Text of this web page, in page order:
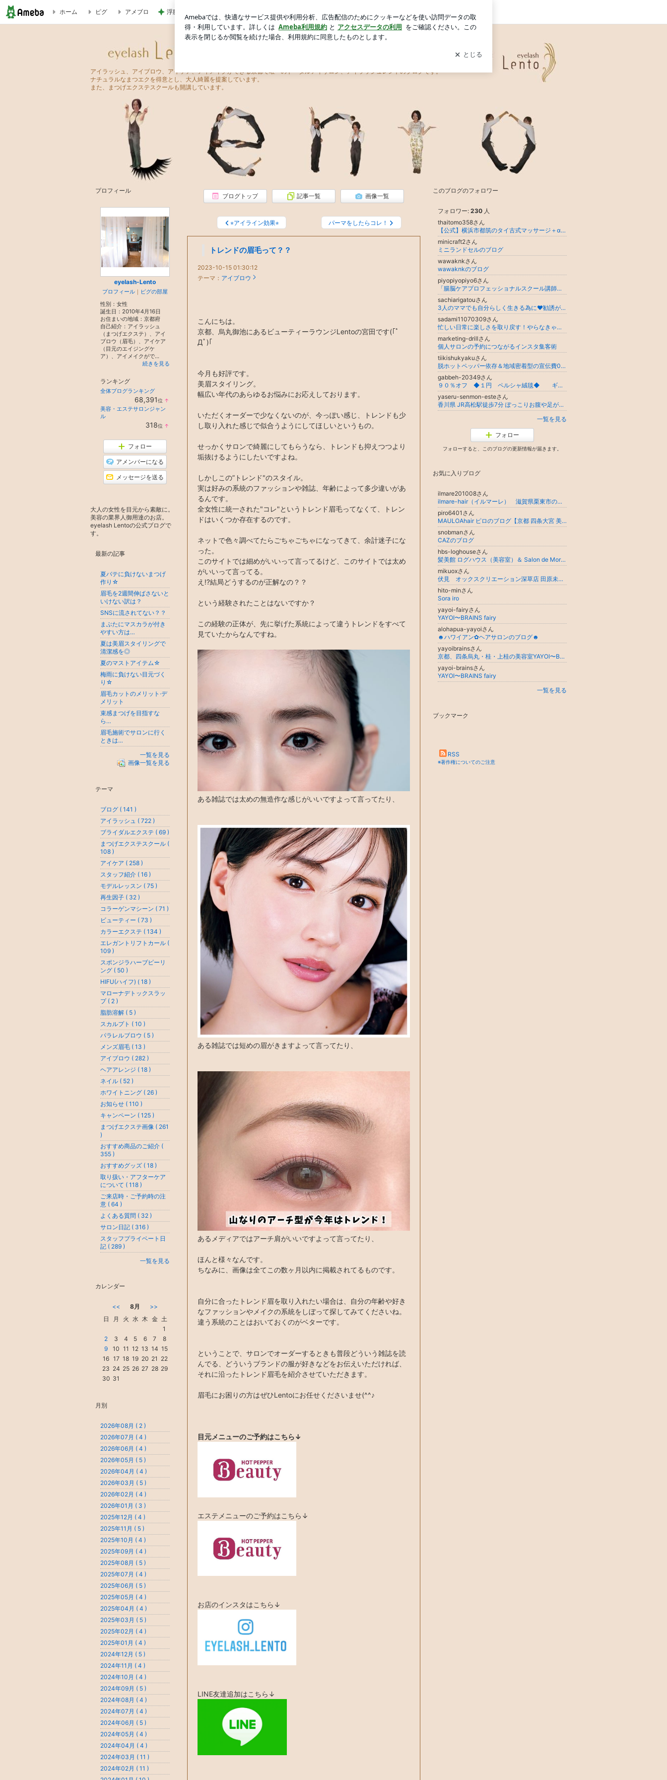
トレンドの眉毛って？？ | eyelash-Lento（アイラッシュ レント）
ホーム ピグ アメブロ 浮腫対策で減っていた0.6kgの体重 ログイン
アイラッシュ、アイブロウ、アイケア、アイメイクができる京都で唯一のトータルアイサロン、アイラッシュレントのブログです。
ナチュラルなまつエクを得意とし、大人綺麗を提案しています。
また、まつげエクステスクールも開講しています。
ブログトップ 記事一覧 画像一覧
⭐︎アイライン効果⭐︎ パーマをしたらコレ！
トレンドの眉毛って？？
2023-10-15 01:30:12
テーマ： アイブロウ
こんにちは。
京都、烏丸御池にあるビューティーラウンジLentoの宮田です(｢ﾟ
Дﾟ)｢
今月も好評です。
美眉スタイリング。
幅広い年代のあらゆるお悩みにお応えしております。
いただくオーダーで少なくないのが、今っぽい感じ、トレンドも少
し取り入れた感じで似合うようにしてほしいというもの。
せっかくサロンで綺麗にしてもらうなら、トレンドも抑えつつより
垢抜けるようにしたいですよね。
しかしこの”トレンド"のスタイル。
実は好みの系統のファッションや雑誌、年齢によって多少違いがあ
るんです。
全女性に統一された"コレ"というトレンド眉毛ってなくて、トレン
ドはいくつか存在するのです。
ネットで色々調べてたらごちゃごちゃになってきて、余計迷子にな
った。
このサイトでは細めがいいって言ってるけど、このサイトでは太め
がいいって言ってる。
え!?結局どうするのが正解なの？？
という経験されたことはないですか？
この経験の正体が、先に挙げた系統によって違うトレンドをすべて
見ていたからなんですね。
ある雑誌では太めの無造作な感じがいいですよって言ってたり、
ある雑誌では短めの眉がきますよって言ってたり、
あるメディアではアーチ肩がいいですよって言ってたり、
ほんと様々なんです。
ちなみに、画像は全てこの数ヶ月以内に掲載されてるものです。
自分に合ったトレンド眉を取り入れたい場合は、自分の年齢や好き
なファッションやメイクの系統をしぼって探してみてくださいね。
違う系統のことはおいておくのがベターです。
ということで、サロンでオーダーするときも普段どういう雑誌を読
んでる、どういうブランドの服が好きなどをお伝えいただければ、
それに沿ったトレンド眉毛を紹介させていただきます。
眉毛にお困りの方はぜひLentoにお任せくださいませ(^^♪
目元メニューのご予約はこちら↓
エステメニューのご予約はこちら↓
お店のインスタはこちら↓
LINE友達追加はこちら↓
このブログのフォロワー
フォロワー: 230 人
thaitomo358さん
【公式】横浜市都筑のタイ古式マッサージ＋αサロンニルバーナ
minicraft2さん
ミニランドセルのブログ
wawaknkさん
wawaknkのブログ
piyopiyopiyo6さん
「腸脳ケアプロフェッショナルスクール講師 おなかケアリスト｜腸が変わる、心が軽くなる、人生が動き出す
sachiarigatouさん
3人のママでも自分らしく生きる為に❤️勧誘が苦手な私でも出来る！楽しみながらドテラライフを発信！製品愛用の方にも収入の可能性も♡
sadami11070309さん
忙しい日常に楽しさを取り戻す！やらなきゃばかりの毎日から自分の時間を大事にできるようになる効果的なエネルギーの整え方
marketing-drillさん
個人サロンの予約につながるインスタ集客術
tiikishukyakuさん
脱ホットペッパー依存＆地域密着型の宣伝費0円サロン集客！【三重県発】個人サロン専門コンサルタントのブログ集客講座
gabbeh-20349さん
９０％オフ ◆１円 ペルシャ絨毯◆ ギャッベ
yaseru-senmon-esteさん
香川県 JR高松駅徒歩7分 ぽっこりお腹や足が太いでお悩みの女性の方向け！ 痩せるに特化した痩身ダイエット専門サロン ユルル(yururu)
一覧を見る
フォロー
フォローすると、このブログの更新情報が届きます。
お気に入りブログ
ilmare201008さん
ilmare-hair（イルマーレ） 滋賀県栗東市の美容室 キッズOK
piro6401さん
MAULOAhair ピロのブログ【京都 四条大宮 美容室】
snobmanさん
CAZのブログ
hbs-loghouseさん
髪美館 ログハウス（美容室）＆ Salon de Mori（理容室）
mikuoxさん
伏見 オックスクリエーション深草店 田原未来ブログ
hito-minさん
Sora iro
yayoi-fairyさん
YAYOI〜BRAINS fairy
alohapua-yayoiさん
☻ハワイアン✿ヘアサロンのブログ☻
yayoibrainsさん
京都、四条烏丸・桂・上桂の美容室YAYOI〜BRAINS｜代表 浅野健治のBlog「美容は楽しい☆彡」
yayoi-brainsさん
YAYOI〜BRAINS fairy
一覧を見る
ブックマーク
RSS
※著作権についてのご注意
プロフィール
eyelash-Lento
プロフィール ｜ ピグの部屋
性別： 女性
誕生日： 2010年4月16日
お住まいの地域： 京都府
自己紹介：アイラッシュ
（まつげエクステ）、アイ
ブロウ（眉毛）、アイケア
（目元のエイジングケ
ア）、アイメイクがで...
続きを見る
ランキング
全体ブログランキング
68,391位 ↑
美容・エステサロンジャン
ル
318位 ↑
フォロー
アメンバーになる
メッセージを送る
大人の女性を目元から素敵に。
美容の業界人御用達のお店。
eyelash Lentoの公式ブログで
す。
最新の記事
夏バテに負けないまつげ
作り☆
眉毛を2週間伸ばさないと
いけない訳は？
SNSに流されてない？？
まぶたにマスカラが付き
やすい方は…
夏は美眉スタイリングで
清潔感を◎
夏のマストアイテム☆
梅雨に負けない目元づく
り☆
眉毛カットのメリット·デ
メリット
束感まつげを目指すな
ら…
眉毛施術でサロンに行く
ときは…
一覧を見る
画像一覧を見る
テーマ
ブログ ( 141 )
アイラッシュ ( 722 )
ブライダルエクステ ( 69 )
まつげエクステスクール (
108 )
アイケア ( 258 )
スタッフ紹介 ( 16 )
モデルレッスン ( 75 )
再生因子 ( 32 )
コラーゲンマシーン ( 71 )
ビューティー ( 73 )
カラーエクステ ( 134 )
エレガントリフトカール (
109 )
スポンジラハーブピーリ
ング ( 50 )
HIFU(ハイフ) ( 18 )
マローナデトックスラッ
プ ( 2 )
脂肪溶解 ( 5 )
スカルプト ( 10 )
パラレルブロウ ( 5 )
メンズ眉毛 ( 13 )
アイブロウ ( 282 )
ヘアアレンジ ( 18 )
ネイル ( 52 )
ホワイトニング ( 26 )
お知らせ ( 110 )
キャンペーン ( 125 )
まつげエクステ画像 ( 261
)
おすすめ商品のご紹介 (
355 )
おすすめグッズ ( 18 )
取り扱い・アフターケア
について ( 118 )
ご来店時・ご予約時の注
意 ( 64 )
よくある質問 ( 32 )
サロン日記 ( 316 )
スタッフプライベート日
記 ( 289 )
一覧を見る
カレンダー
<< 8月
>>
日
月 火 水 木 金 土
1
2
3 4 5 6 7
8
9
10 11 12 13 14 15
16 17 18 19 20 21 22
23 24 25 26 27 28 29
30 31
月別
2026年08月 ( 2 )
2026年07月 ( 4 )
2026年06月 ( 4 )
2026年05月 ( 5 )
2026年04月 ( 4 )
2026年03月 ( 5 )
2026年02月 ( 4 )
2026年01月 ( 3 )
2025年12月 ( 4 )
2025年11月 ( 5 )
2025年10月 ( 4 )
2025年09月 ( 4 )
2025年08月 ( 5 )
2025年07月 ( 4 )
2025年06月 ( 5 )
2025年05月 ( 4 )
2025年04月 ( 4 )
2025年03月 ( 5 )
2025年02月 ( 4 )
2025年01月 ( 4 )
2024年12月 ( 5 )
2024年11月 ( 4 )
2024年10月 ( 4 )
2024年09月 ( 5 )
2024年08月 ( 4 )
2024年07月 ( 4 )
2024年06月 ( 5 )
2024年05月 ( 4 )
2024年04月 ( 4 )
2024年03月 ( 11 )
2024年02月 ( 11 )